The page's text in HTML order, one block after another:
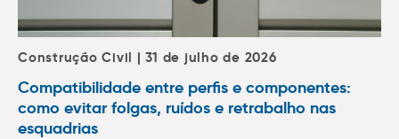
Construção Civil | 31 de julho de 2026
Compatibilidade entre perfis e componentes:
como evitar folgas, ruídos e retrabalho nas
esquadrias